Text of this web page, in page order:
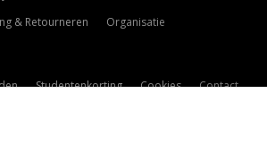
& Retourneren
Organisatie
Studentenkorting Cookies
Contact